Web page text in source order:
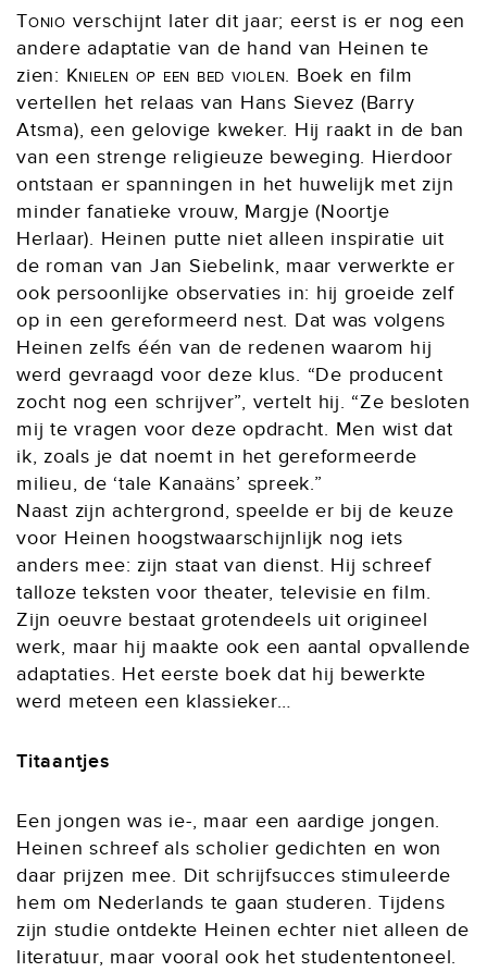
Tonio verschijnt later dit jaar; eerst is er nog een
andere adaptatie van de hand van Heinen te
zien: Knielen op een bed violen. Boek en film
vertellen het relaas van Hans Sievez (Barry
Atsma), een gelovige kweker. Hij raakt in de ban
van een strenge religieuze beweging. Hierdoor
ontstaan er spanningen in het huwelijk met zijn
minder fanatieke vrouw, Margje (Noortje
Herlaar). Heinen putte niet alleen inspiratie uit
de roman van Jan Siebelink, maar verwerkte er
ook persoonlijke observaties in: hij groeide zelf
op in een gereformeerd nest. Dat was volgens
Heinen zelfs één van de redenen waarom hij
werd gevraagd voor deze klus. “De producent
zocht nog een schrijver”, vertelt hij. “Ze besloten
mij te vragen voor deze opdracht. Men wist dat
ik, zoals je dat noemt in het gereformeerde
milieu, de ‘tale Kanaäns’ spreek.”
Naast zijn achtergrond, speelde er bij de keuze
voor Heinen hoogstwaarschijnlijk nog iets
anders mee: zijn staat van dienst. Hij schreef
talloze teksten voor theater, televisie en film.
Zijn oeuvre bestaat grotendeels uit origineel
werk, maar hij maakte ook een aantal opvallende
adaptaties. Het eerste boek dat hij bewerkte
werd meteen een klassieker…
Titaantjes
Een jongen was ie-, maar een aardige jongen.
Heinen schreef als scholier gedichten en won
daar prijzen mee. Dit schrijfsucces stimuleerde
hem om Nederlands te gaan studeren. Tijdens
zijn studie ontdekte Heinen echter niet alleen de
literatuur, maar vooral ook het studententoneel.